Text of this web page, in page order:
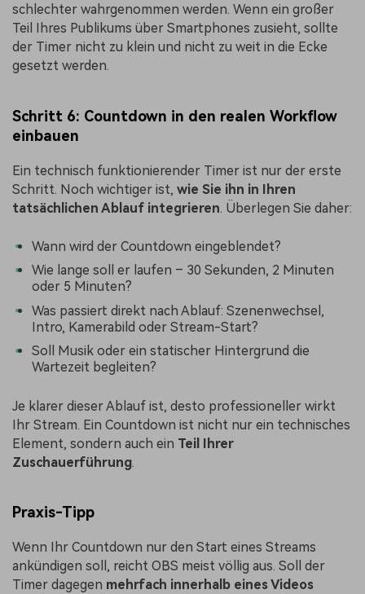
schlechter wahrgenommen werden. Wenn ein großer
Teil Ihres Publikums über Smartphones zusieht, sollte
der Timer nicht zu klein und nicht zu weit in die Ecke
gesetzt werden.
Schritt 6: Countdown in den realen Workflow
einbauen
Ein technisch funktionierender Timer ist nur der erste
Schritt. Noch wichtiger ist, wie Sie ihn in Ihren
tatsächlichen Ablauf integrieren. Überlegen Sie daher:
Wann wird der Countdown eingeblendet?
Wie lange soll er laufen – 30 Sekunden, 2 Minuten
oder 5 Minuten?
Was passiert direkt nach Ablauf: Szenenwechsel,
Intro, Kamerabild oder Stream-Start?
Soll Musik oder ein statischer Hintergrund die
Wartezeit begleiten?
Je klarer dieser Ablauf ist, desto professioneller wirkt
Ihr Stream. Ein Countdown ist nicht nur ein technisches
Element, sondern auch ein Teil Ihrer
Zuschauerführung.
Praxis-Tipp
Wenn Ihr Countdown nur den Start eines Streams
ankündigen soll, reicht OBS meist völlig aus. Soll der
Timer dagegen mehrfach innerhalb eines Videos